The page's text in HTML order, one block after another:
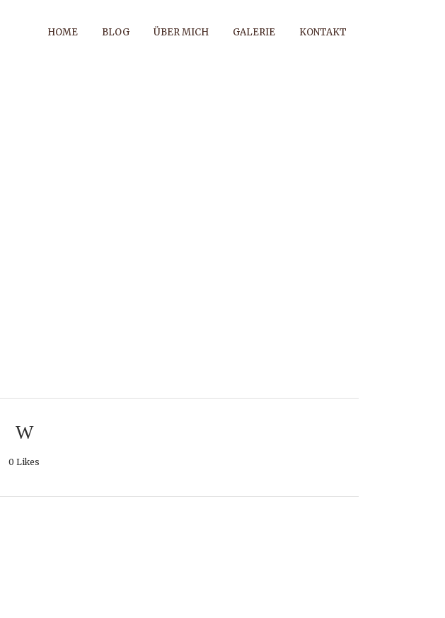
HOME BLOG ÜBER MICH GALERIE KONTAKT
0 Likes